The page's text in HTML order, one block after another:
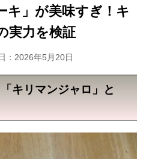
キ」が美味すぎ！キ
実力を検証
： 2026年5月20日
キリマンジャロ」と